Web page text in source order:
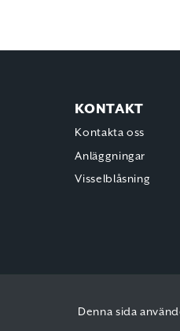
KONTAKT
Kontakta oss
Anläggningar
Visselblåsning
Denna sida